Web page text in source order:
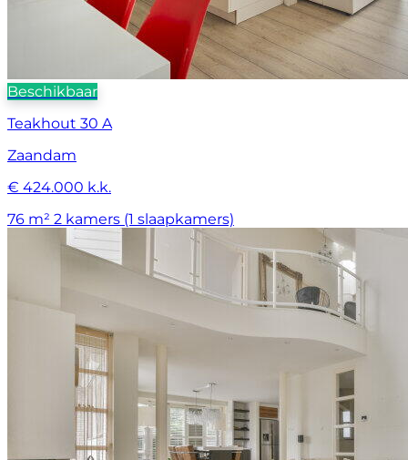
Beschikbaar
Teakhout 30 A
Zaandam
€ 424.000 k.k.
76 m² 2 kamers (1 slaapkamers)